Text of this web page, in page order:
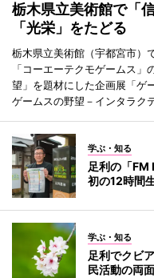
栃木県立美術館で「
「光栄」をたどる
栃木県立美術館（宇都宮市）
「コーエーテクモゲームス
望」を題材にした企画展「ゲ
ゲームスの野望－インタラク
学ぶ・知る
足利の「
初の12時間
学ぶ・知る
足利でクビ
民活動の両